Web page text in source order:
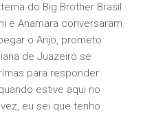
do Big Brother Brasil
e Anamara conversaram
o Anjo, prometo
de Juazeiro se
para responder:
estive aqui no
eu sei que tenho